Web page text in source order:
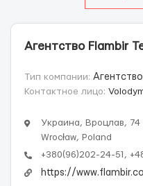
Агентство Flambir
Тип компании: Агентство
Контактное лицо:
Украина, Вроцлав, 74
Wrocław, Poland
+380(96)202-24-51,
https://